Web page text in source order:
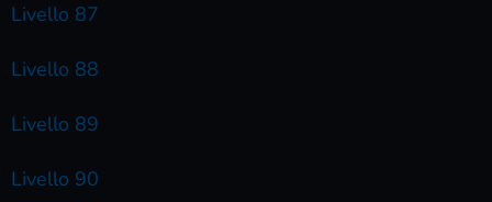
Livello 87
Livello 88
Livello 89
Livello 90